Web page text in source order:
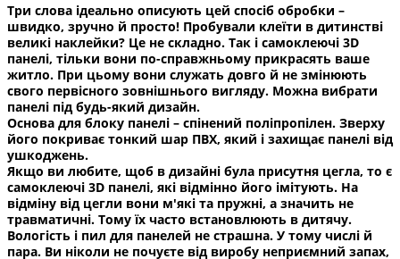
Три слова ідеально описують цей спосіб обробки –
швидко, зручно й просто! Пробували клеїти в дитинстві
великі наклейки? Це не складно. Так і самоклеючі 3D
панелі, тільки вони по-справжньому прикрасять ваше
житло. При цьому вони служать довго й не змінюють
свого первісного зовнішнього вигляду. Можна вибрати
панелі під будь-який дизайн.
Основа для блоку панелі – спінений поліпропілен. Зверху
його покриває тонкий шар ПВХ, який і захищає панелі від
ушкоджень.
Якщо ви любите, щоб в дизайні була присутня цегла, то є
самоклеючі 3D панелі, які відмінно його імітують. На
відміну від цегли вони м'які та пружні, а значить не
травматичні. Тому їх часто встановлюють в дитячу.
Вологість і пил для панелей не страшна. У тому числі й
пара. Ви ніколи не почуєте від виробу неприємний запах,